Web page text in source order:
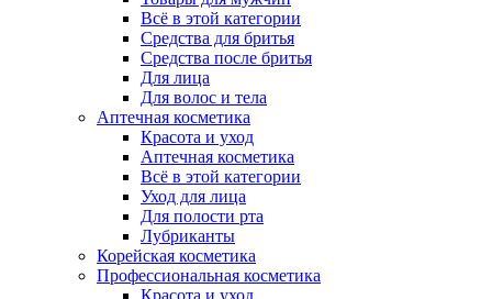
Всё в этой категории
Средства для бритья
Средства после бритья
Для лица
Для волос и тела
Аптечная косметика
Красота и уход
Аптечная косметика
Всё в этой категории
Уход для лица
Для полости рта
Лубриканты
Корейская косметика
Профессиональная косметика
Красота и уход